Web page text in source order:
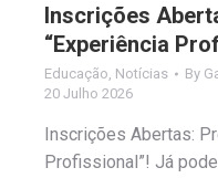
Inscrições
“Experiência
Educação Notícias By
20 Julho 2026
Inscrições Abertas:
Profissional”! Já